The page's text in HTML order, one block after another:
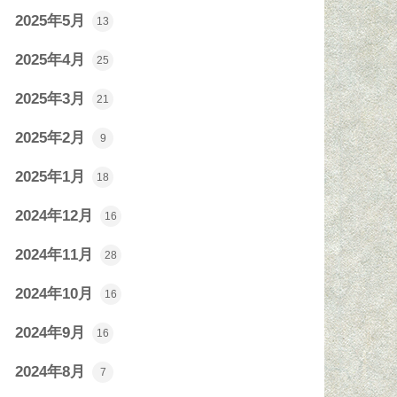
2025年5月 13
2025年4月 25
2025年3月 21
2025年2月 9
2025年1月 18
2024年12月 16
2024年11月 28
2024年10月 16
2024年9月 16
2024年8月 7